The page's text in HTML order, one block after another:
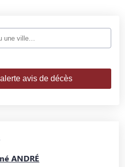
avis de décès
ANDRÉ